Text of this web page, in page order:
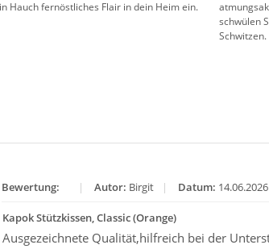
Hauch fernöstliches Flair in dein Heim ein.
schwülen
Schwitzen.
Bewertung: | Autor: Birgit | Datum: 14.06.2026
Kapok Stützkissen, Classic (Orange)
Ausgezeichnete Qualität,hilfreich bei der